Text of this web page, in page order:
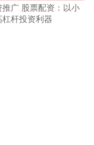
推广 股票配资：以小
杆投资利器